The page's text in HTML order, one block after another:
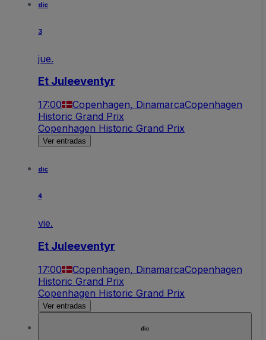
dic
3
jue.
Et Juleeventyr
17:00 Copenhagen, DinamarcaCopenhagen
Historic Grand Prix
Copenhagen Historic Grand Prix
Ver entradas
dic
4
vie.
Et Juleeventyr
17:00 Copenhagen, DinamarcaCopenhagen
Historic Grand Prix
Copenhagen Historic Grand Prix
Ver entradas
dic